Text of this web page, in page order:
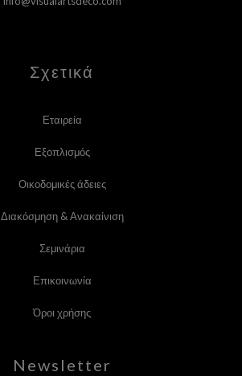
Σχετικά
Εταιρεία
Εξοπλισμός
Οικοδομικές άδειες
Διακόσμηση & Ανακαίνιση
Σεμινάρια
Επικοινωνία
Όροι χρήσης
Newsletter